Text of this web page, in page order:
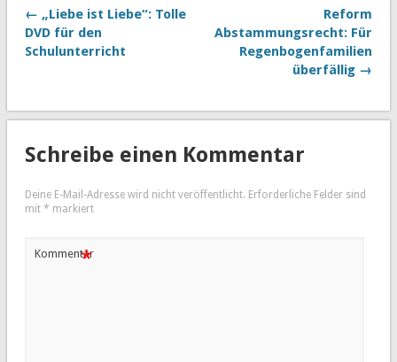
← „Liebe ist Liebe“: Tolle
DVD für den
Schulunterricht
Reform
Abstammungsrecht: Für
Regenbogenfamilien
überfällig →
Schreibe einen Kommentar
Deine E-Mail-Adresse wird nicht veröffentlicht. Erforderliche Felder sind
mit * markiert
Kommentar
*